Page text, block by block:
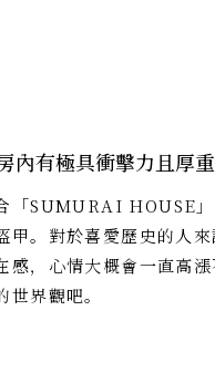
內有極具衝擊力且厚
「SUMURAI HOUSE
甲。對於喜愛歷史的人
感，心情大概會一直高
世界觀吧。